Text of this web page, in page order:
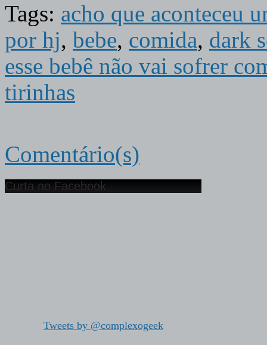
Tags: acho que aconteceu
por hj, bebe, comida, dark
esse bebê não vai sofrer
tirinhas
Comentário(s)
Curta no Facebook
Tweets by @complexogeek